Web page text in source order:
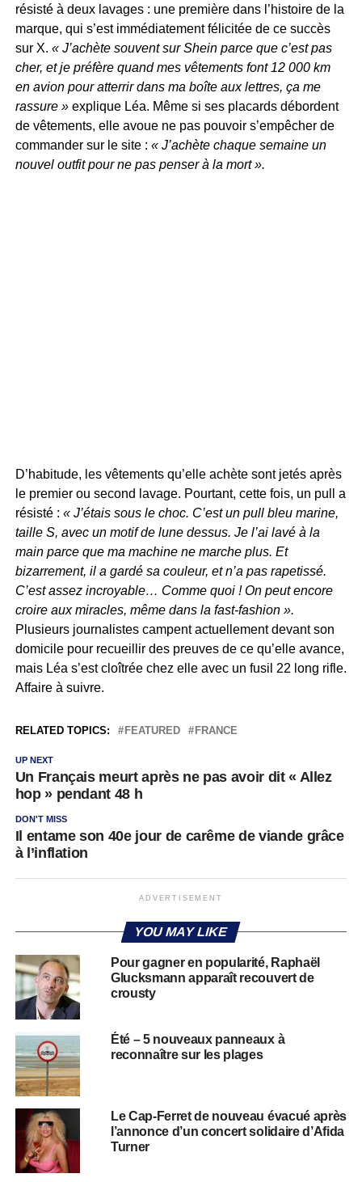
résisté à deux lavages : une première dans l’histoire de la
marque, qui s’est immédiatement félicitée de ce succès
sur X. « J’achète souvent sur Shein parce que c’est pas
cher, et je préfère quand mes vêtements font 12 000 km
en avion pour atterrir dans ma boîte aux lettres, ça me
rassure » explique Léa. Même si ses placards débordent
de vêtements, elle avoue ne pas pouvoir s’empêcher de
commander sur le site : « J’achète chaque semaine un
nouvel outfit pour ne pas penser à la mort ».
D’habitude, les vêtements qu’elle achète sont jetés après
le premier ou second lavage. Pourtant, cette fois, un pull a
résisté : « J’étais sous le choc. C’est un pull bleu marine,
taille S, avec un motif de lune dessus. Je l’ai lavé à la
main parce que ma machine ne marche plus. Et
bizarrement, il a gardé sa couleur, et n’a pas rapetissé.
C’est assez incroyable… Comme quoi ! On peut encore
croire aux miracles, même dans la fast-fashion ».
Plusieurs journalistes campent actuellement devant son
domicile pour recueillir des preuves de ce qu’elle avance,
mais Léa s’est cloîtrée chez elle avec un fusil 22 long rifle.
Affaire à suivre.
RELATED TOPICS: FEATURED FRANCE
UP NEXT
Un Français meurt après ne pas avoir dit « Allez
hop » pendant 48 h
DON'T MISS
Il entame son 40e jour de carême de viande grâce
à l’inflation
ADVERTISEMENT
YOU MAY LIKE
Pour gagner en popularité, Raphaël
Glucksmann apparaît recouvert de
crousty
Été – 5 nouveaux panneaux à
reconnaître sur les plages
Le Cap-Ferret de nouveau évacué après
l’annonce d’un concert solidaire d’Afida
Turner